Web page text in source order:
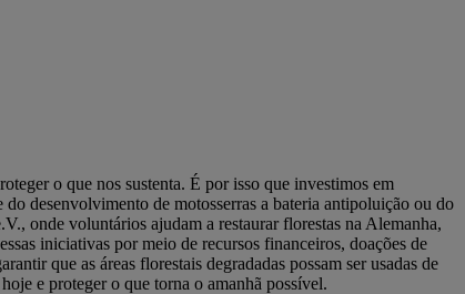
o que nos sustenta. É por isso que investimos em
desenvolvimento de motosserras a bateria antipoluição ou do
onde voluntários ajudam a restaurar florestas na Alemanha,
iniciativas por meio de recursos financeiros, doações de
que as áreas florestais degradadas possam ser usadas de
e proteger o que torna o amanhã possível.